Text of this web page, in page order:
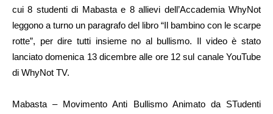
cui 8 studenti di Mabasta e 8 allievi dell’Accademia WhyNot
leggono a turno un paragrafo del libro “Il bambino con le scarpe
rotte”, per dire tutti insieme no al bullismo. Il video è stato
lanciato domenica 13 dicembre alle ore 12 sul canale YouTube
di WhyNot TV.
Mabasta – Movimento Anti Bullismo Animato da STudenti